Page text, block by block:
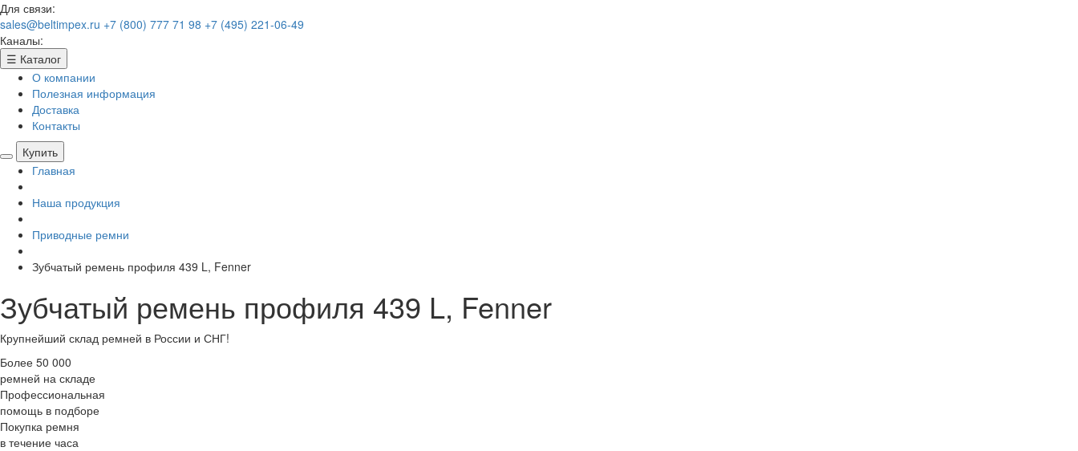
Для связи:
sales@beltimpex.ru +7 (800) 777 71 98 +7 (495) 221-06-49
Каналы:
☰ Каталог
О компании
Полезная информация
Доставка
Контакты
Купить
Главная
Наша продукция
Приводные ремни
Зубчатый ремень профиля 439 L, Fenner
Зубчатый ремень профиля 439 L, Fenner
Крупнейший склад ремней в России и СНГ!
Более 50 000
ремней на складе
Профессиональная
помощь в подборе
Покупка ремня
в течение часа